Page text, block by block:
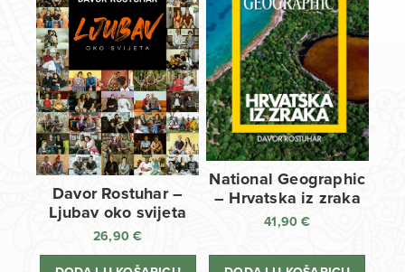
Davor Rostuhar –
Ljubav oko svijeta
26,90€
National Geographic
– Hrvatska iz zraka
41,90€